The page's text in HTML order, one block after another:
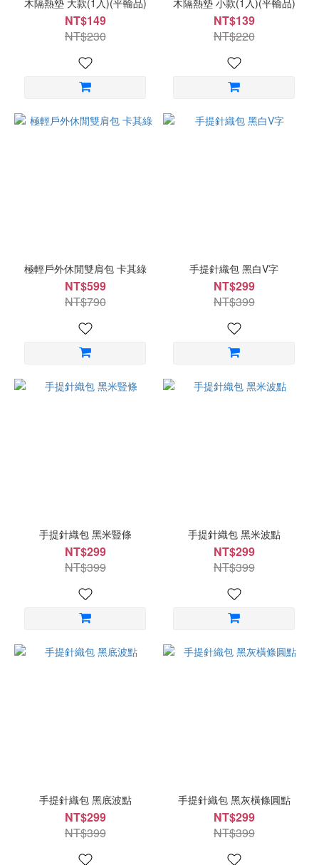
L
更
多
木隔熱墊 大款(1入)(平輸品)
NT$149
NT$230
木隔熱墊 小款(1入)(平輸品)
NT$139
NT$220
極輕戶外休閒雙肩包 卡其綠
NT$599
NT$790
手提針織包 黑白V字
NT$299
NT$399
手提針織包 黑米豎條
NT$299
NT$399
手提針織包 黑米波點
NT$299
NT$399
手提針織包 黑底波點
NT$299
NT$399
手提針織包 黑灰橫條圓點
NT$299
NT$399